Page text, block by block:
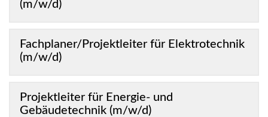
(m/w/d)
Fachplaner/Projektleiter für Elektrotechnik
(m/w/d)
Projektleiter für Energie- und
Gebäudetechnik (m/w/d)